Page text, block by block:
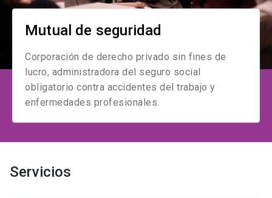
Mutual de seguridad
Corporación de derecho privado sin fines de
lucro, administradora del seguro social
obligatorio contra accidentes del trabajo y
enfermedades profesionales.
Servicios